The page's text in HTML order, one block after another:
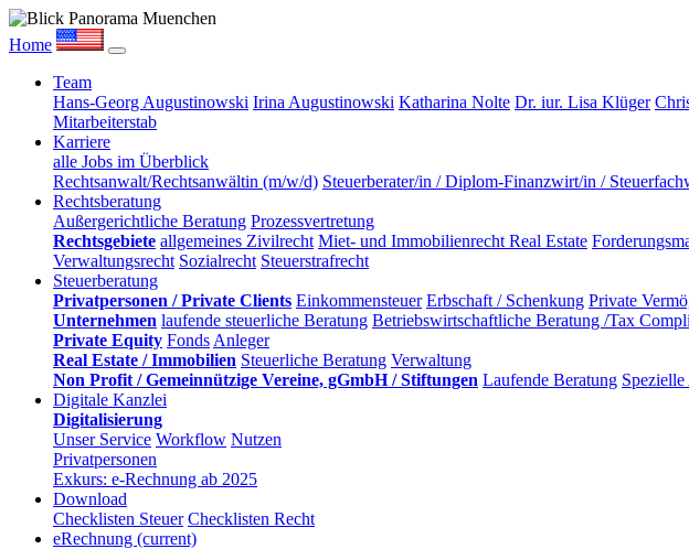
Home
Team
Hans-Georg Augustinowski Irina Augustinowski Katharina Nolte Dr. iur. Lisa Klüger
Mitarbeiterstab
Karriere
alle Jobs im Überblick
Rechtsanwalt/Rechtsanwältin (m/w/d) Steuerberater/in / Diplom-Finanzwirt/in /
Rechtsberatung
Außergerichtliche Beratung Prozessvertretung
Rechtsgebiete allgemeines Zivilrecht Miet- und Immobilienrecht Real Estate
Verwaltungsrecht Sozialrecht Steuerstrafrecht
Steuerberatung
Privatpersonen / Private Clients Einkommensteuer Erbschaft / Schenkung Private
Unternehmen laufende steuerliche Beratung Betriebswirtschaftliche Beratung /Tax
Private Equity Fonds Anleger
Real Estate / Immobilien Steuerliche Beratung Verwaltung
Non Profit / Gemeinnützige Vereine, gGmbH / Stiftungen Laufende Beratung Spezielle
Digitale Kanzlei
Digitalisierung
Unser Service Workflow Nutzen
Privatpersonen
Exkurs: e-Rechnung ab 2025
Download
Checklisten Steuer Checklisten Recht
eRechnung (current)